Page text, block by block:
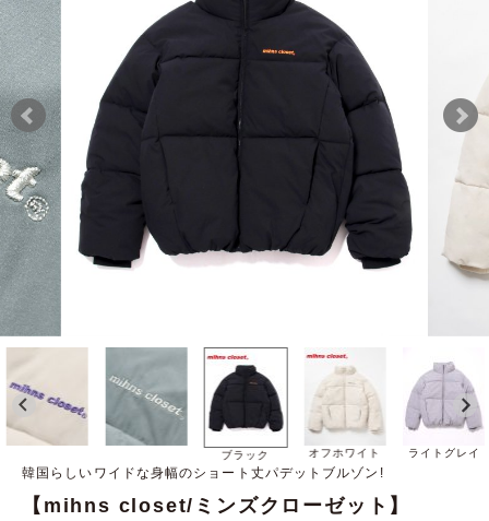
ブラック オフホワイト ライトグレイ
韓国らしいワイドな身幅のショート丈パデットブルゾン!
【mihns closet/ミンズクローゼット】